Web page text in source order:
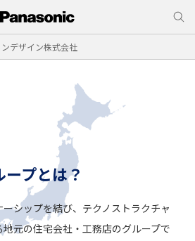
デザイン株式会社
プとは？
シップを結び、 テクノストラクチャ
地元の住宅会社・工務店のグループで